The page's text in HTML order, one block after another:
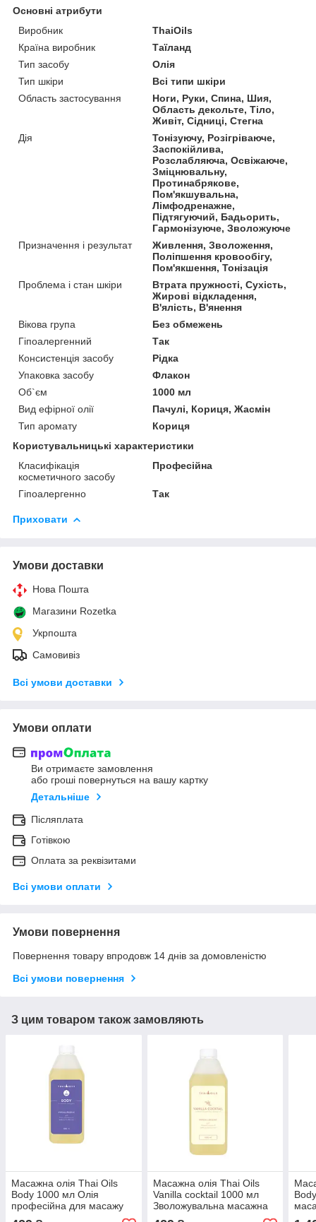
Основні атрибути
Виробник
ThaiOils
Країна виробник
Таїланд
Тип засобу
Олія
Тип шкіри
Всі типи шкіри
Область застосування
Ноги, Руки, Спина, Шия,
Область декольте, Тіло,
Живіт, Сідниці, Стегна
Дія
Тонізуючу, Розігріваюче,
Заспокійлива,
Розслабляюча, Освіжаюче,
Зміцнювальну,
Протинабрякове,
Пом'якшувальна,
Лімфодренажне,
Підтягуючий, Бадьорить,
Гармонізуюче, Зволожуюче
Призначення і результат
Живлення, Зволоження,
Поліпшення кровообігу,
Пом'якшення, Тонізація
Проблема і стан шкіри
Втрата пружності, Сухість,
Жирові відкладення,
В'ялість, В'янення
Вікова група
Без обмежень
Гіпоалергенний
Так
Консистенція засобу
Рідка
Упаковка засобу
Флакон
Об`єм
1000 мл
Вид ефірної олії
Пачулі, Кориця, Жасмін
Тип аромату
Кориця
Користувальницькі характеристики
Класифікація
косметичного засобу
Професійна
Гіпоалергенно Так
Приховати
Умови доставки
Нова Пошта
Магазини Rozetka
Укрпошта
Самовивіз
Всі умови доставки
Умови оплати
Ви отримаєте замовлення
або гроші повернуться на вашу картку
Детальніше
Післяплата
Готівкою
Оплата за реквізитами
Всі умови оплати
Умови повернення
Повернення товару впродовж 14 днів за домовленістю
Всі умови повернення
З цим товаром також замовляють
Масажна олія Thai Oils
Body 1000 мл Олія
професійна для масажу
Масажна олія Thai Oils
Vanilla cocktail 1000 мл
Зволожувальна масажна
олія Ароматизована олія